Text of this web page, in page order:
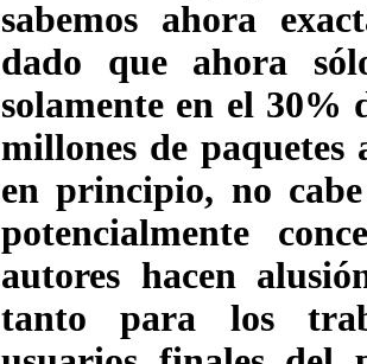
sabemos ahora
dado que ahora
solamente en el 30%
millones de paquetes
en principio, no
potencialmente
autores hacen
tanto para los